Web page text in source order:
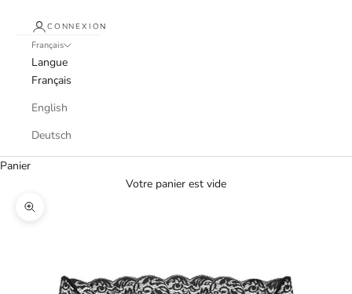
CONNEXION
Français
Langue
Français
English
Deutsch
Panier
Votre panier est vide
Zoomer sur l'image